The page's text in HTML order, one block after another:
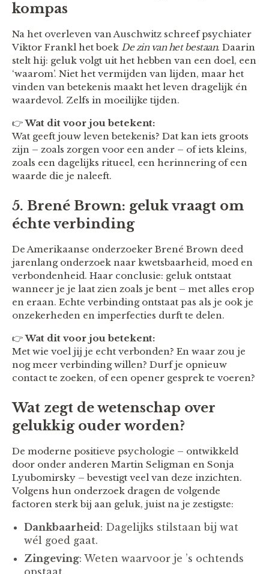
kompas
Na het overleven van Auschwitz schreef psychiater
Viktor Frankl het boek De zin van het bestaan. Daarin
stelt hij: geluk volgt uit het hebben van een doel, een
‘waarom’. Niet het vermijden van lijden, maar het
vinden van betekenis maakt het leven dragelijk én
waardevol. Zelfs in moeilijke tijden.
👉Wat dit voor jou betekent:
Wat geeft jouw leven betekenis? Dat kan iets groots
zijn – zoals zorgen voor een ander – of iets kleins,
zoals een dagelijks ritueel, een herinnering of een
waarde die je naleeft.
5. Brené Brown: geluk vraagt om
échte verbinding
De Amerikaanse onderzoeker Brené Brown deed
jarenlang onderzoek naar kwetsbaarheid, moed en
verbondenheid. Haar conclusie: geluk ontstaat
wanneer je je laat zien zoals je bent – met alles erop
en eraan. Echte verbinding ontstaat pas als je ook je
onzekerheden en imperfecties durft te delen.
👉Wat dit voor jou betekent:
Met wie voel jij je echt verbonden? En waar zou je
nog meer verbinding willen? Durf je opnieuw
contact te zoeken, of een opener gesprek te voeren?
Wat zegt de wetenschap over
gelukkig ouder worden?
De moderne positieve psychologie – ontwikkeld
door onder anderen Martin Seligman en Sonja
Lyubomirsky – bevestigt veel van deze inzichten.
Volgens hun onderzoek dragen de volgende
factoren sterk bij aan geluk, juist na je zestigste:
Dankbaarheid: Dagelijks stilstaan bij wat
wél goed gaat.
Zingeving: Weten waarvoor je ’s ochtends